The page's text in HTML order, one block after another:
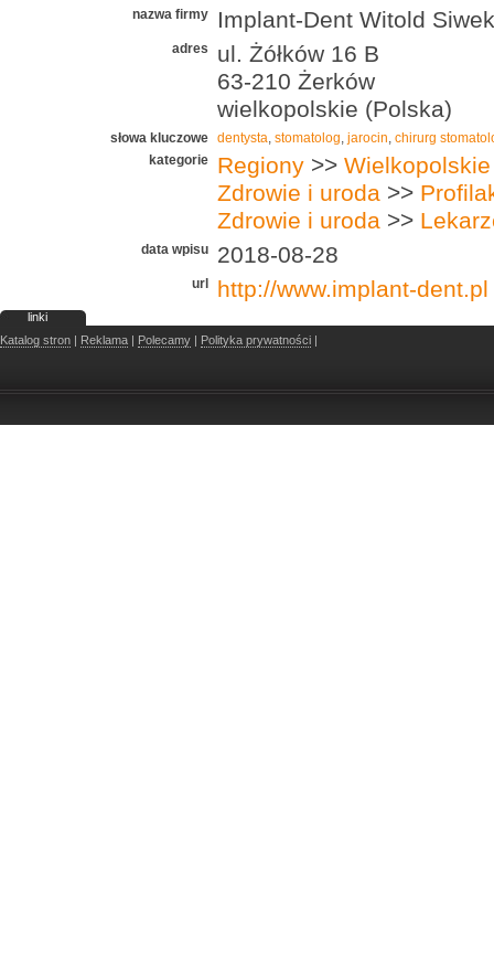
nazwa firmy Implant-Dent Witold Siwek
adres
ul. Żółków 16 B
63-210 Żerków
wielkopolskie (Polska)
słowa kluczowe dentysta, stomatolog, jarocin, chirurg
kategorie
Regiony >> Wielkopolskie
Zdrowie i uroda >>
Zdrowie i uroda >>
data wpisu 2018-08-28
url http://www.implant-dent.pl
linki
Katalog stron | Reklama | Polecamy | Polityka prywatności |